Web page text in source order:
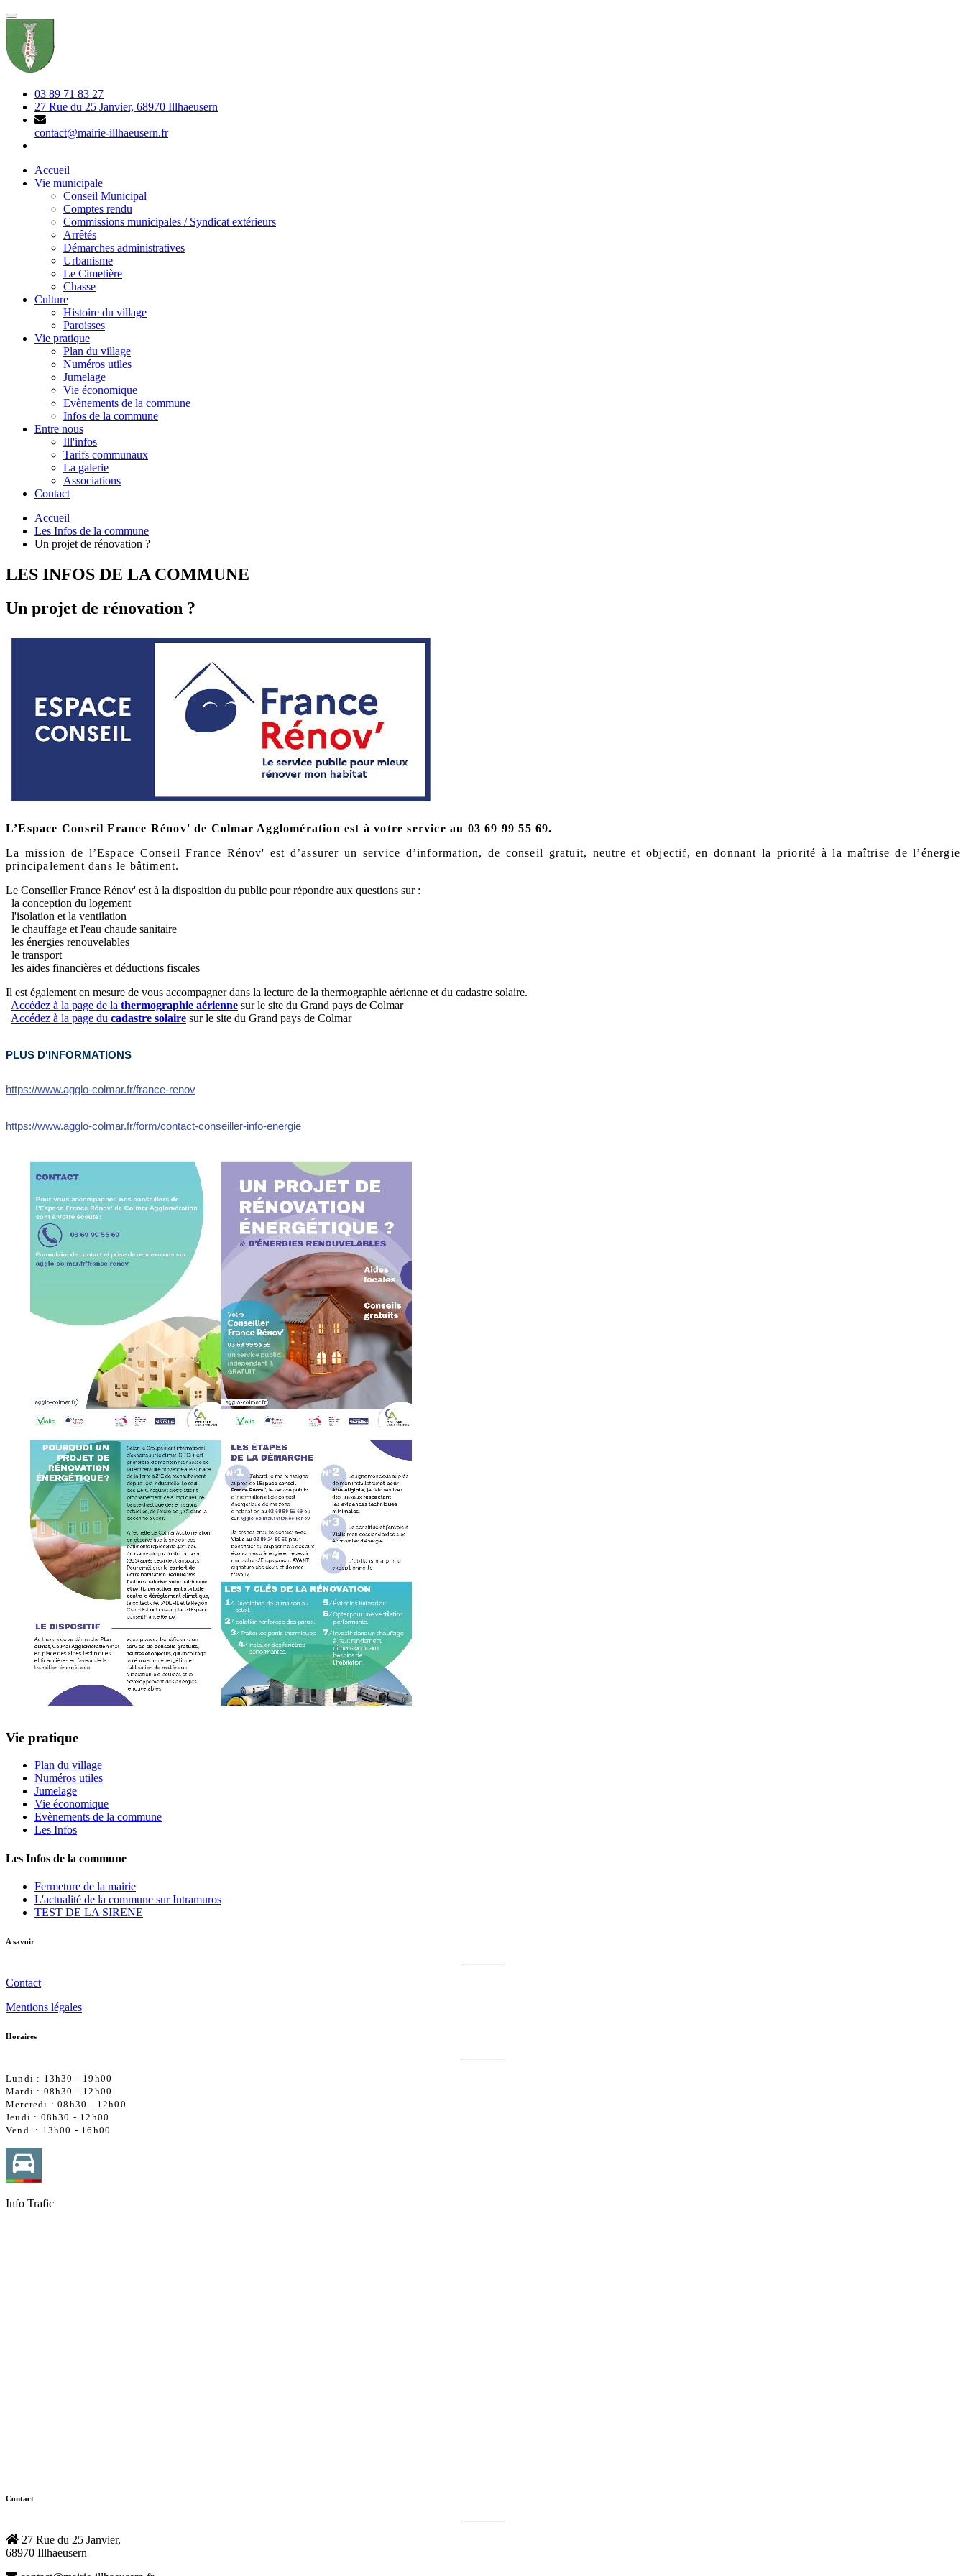
03 89 71 83 27
27 Rue du 25 Janvier, 68970 Illhaeusern
contact@mairie-illhaeusern.fr
Accueil
Vie municipale
Conseil Municipal
Comptes rendu
Commissions municipales / Syndicat extérieurs
Arrêtés
Démarches administratives
Urbanisme
Le Cimetière
Chasse
Culture
Histoire du village
Paroisses
Vie pratique
Plan du village
Numéros utiles
Jumelage
Vie économique
Evènements de la commune
Infos de la commune
Entre nous
Ill'infos
Tarifs communaux
La galerie
Associations
Contact
Accueil
Les Infos de la commune
Un projet de rénovation ?
LES INFOS DE LA COMMUNE
Un projet de rénovation ?
L’Espace Conseil France Rénov' de Colmar Agglomération est à votre service au 03 69 99 55 69.
La mission de l’Espace Conseil France Rénov' est d’assurer un service d’information, de conseil gratuit, neutre et objectif, en donnant la priorité à la maîtrise de l’énergie
principalement dans le bâtiment.
Le Conseiller France Rénov' est à la disposition du public pour répondre aux questions sur :
la conception du logement
l'isolation et la ventilation
le chauffage et l'eau chaude sanitaire
les énergies renouvelables
le transport
les aides financières et déductions fiscales
Il est également en mesure de vous accompagner dans la lecture de la thermographie aérienne et du cadastre solaire.
Accédez à la page de la thermographie aérienne sur le site du Grand pays de Colmar
Accédez à la page du cadastre solaire sur le site du Grand pays de Colmar
PLUS D'INFORMATIONS
https://www.agglo-colmar.fr/france-renov
https://www.agglo-colmar.fr/form/contact-conseiller-info-energie
Vie pratique
Plan du village
Numéros utiles
Jumelage
Vie économique
Evènements de la commune
Les Infos
Les Infos de la commune
Fermeture de la mairie
L'actualité de la commune sur Intramuros
TEST DE LA SIRENE
A savoir
Contact
Mentions légales
Horaires
Lundi : 13h30 - 19h00
Mardi : 08h30 - 12h00
Mercredi :08h30 - 12h00
Jeudi : 08h30 - 12h00
Vend. : 13h00 - 16h00
Info Trafic
Contact
27 Rue du 25 Janvier,
68970 Illhaeusern